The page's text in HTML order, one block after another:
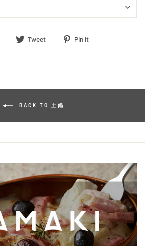
Share Tweet
Tweet Pin it
BACK TO 土鍋